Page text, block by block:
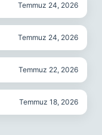
Temmuz 24, 2026
Temmuz 24, 2026
Temmuz 22, 2026
Temmuz 18, 2026